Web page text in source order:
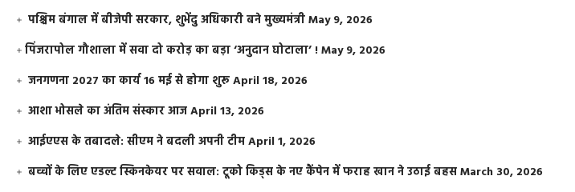
पश्चिम बंगाल में बीजेपी सरकार, शुभेंदु अधिकारी बने मुख्यमंत्रीMay 9, 2026
​पिंजरापोल गौशाला में सवा दो करोड़ का बड़ा ‘अनुदान घोटाला’ !May 9, 2026
जनगणना 2027 का कार्य 16 मई से होगा शुरूApril 18, 2026
आशा भोसले का अंतिम संस्कार आजApril 13, 2026
आईएएस के तबादले: सीएम ने बदली अपनी टीमApril 1, 2026
बच्चों के लिए एडल्ट स्किनकेयर पर सवाल: टूको किड्स के नए कैंपेन में फराह खान ने उठाई बहसMarch 30, 2026